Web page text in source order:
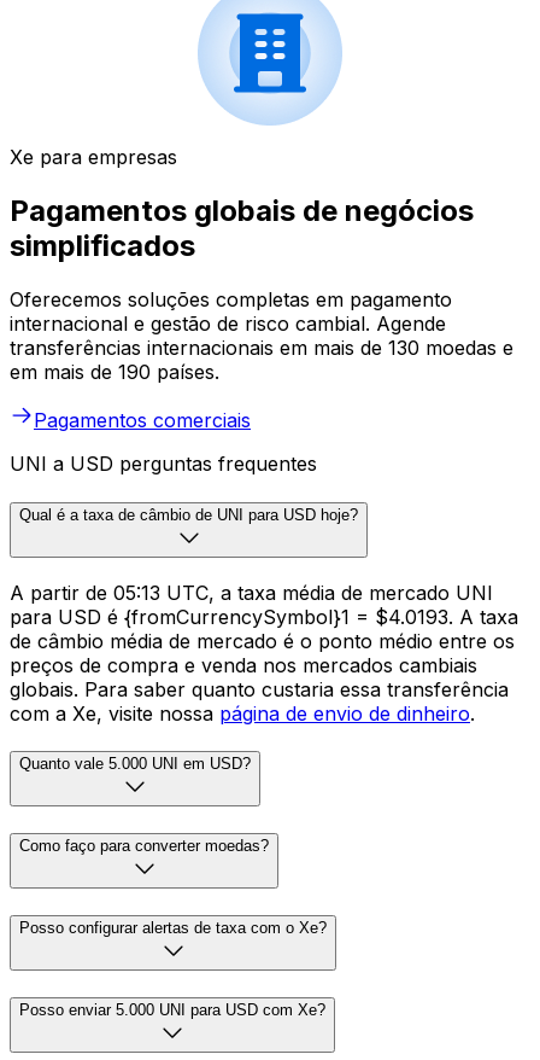
Xe para empresas
Pagamentos globais de negócios
simplificados
Oferecemos soluções completas em pagamento
internacional e gestão de risco cambial. Agende
transferências internacionais em mais de 130 moedas e
em mais de 190 países.
Pagamentos comerciais
UNI a USD perguntas frequentes
Qual é a taxa de câmbio de UNI para USD hoje?
A partir de 05:13 UTC, a taxa média de mercado UNI
para USD é {fromCurrencySymbol}1 = $4.0193. A taxa
de câmbio média de mercado é o ponto médio entre os
preços de compra e venda nos mercados cambiais
globais. Para saber quanto custaria essa transferência
com a Xe, visite nossa página de envio de dinheiro.
Quanto vale 5.000 UNI em USD?
Como faço para converter moedas?
Posso configurar alertas de taxa com o Xe?
Posso enviar 5.000 UNI para USD com Xe?